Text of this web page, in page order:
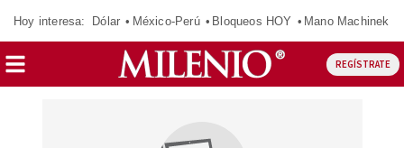
Hoy interesa: Dólar México-Perú Bloqueos HOY Mano Machinek
REGÍSTRATE